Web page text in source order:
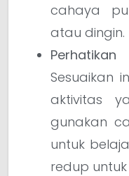
cahaya
atau dingin.
Sesuaikan
aktivitas
gunakan
untuk
redup